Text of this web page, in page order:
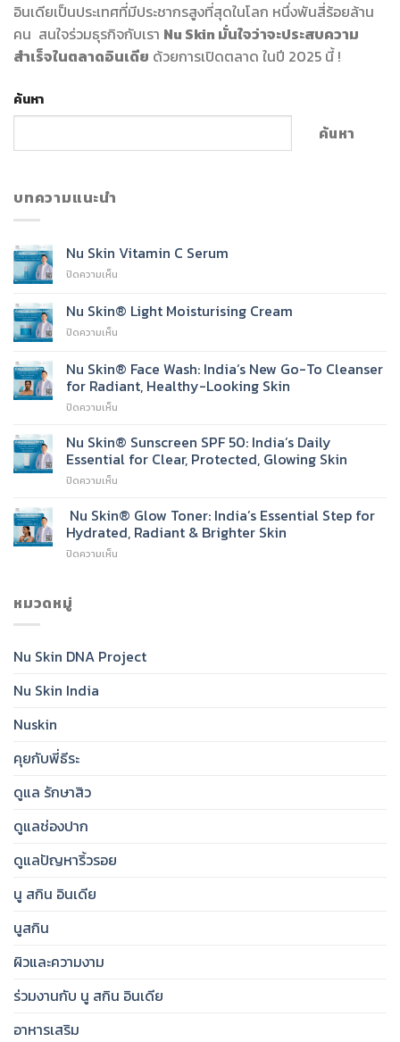
อินเดียเป็นประเทศที่มีประชากรสูงที่สุดในโลก หนึ่งพันสี่ร้อยล้าน
คน สนใจร่วมธุรกิจกับเรา Nu Skin มั่นใจว่าจะประสบความ
สำเร็จในตลาดอินเดีย ด้วยการเปิดตลาด ในปี 2025 นี้ !
ค้นหา
ค้นหา
บทความแนะนำ
Nu Skin Vitamin C Serum
ปิดความเห็น
Skin
Vitamin
Nu Skin® Light Moisturising Cream
ปิดความเห็น
Skin®
Light
Moisturising
Nu Skin® Face Wash: India’s New Go-To Cleanser
for Radiant, Healthy-Looking Skin
ปิดความเห็น
Skin®
Face
Wash:
Go-
To
Cleanser
Nu Skin® Sunscreen SPF 50: India’s Daily
Essential for Clear, Protected, Glowing Skin
ปิดความเห็น
Skin®
Sunscreen
SPF
Glowing
Nu Skin® Glow Toner: India’s Essential Step for
Hydrated, Radiant & Brighter Skin
ปิดความเห็น
Step
หมวดหมู่
Nu Skin DNA Project
Nu Skin India
Nuskin
คุยกับพี่ธีระ
ดูแล รักษาสิว
ดูแลช่องปาก
ดูแลปัญหาริ้วรอย
นู สกิน อินเดีย
นูสกิน
ผิวและความงาม
ร่วมงานกับ นู สกิน อินเดีย
อาหารเสริม